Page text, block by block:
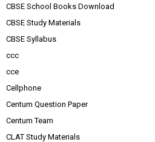
CBSE School Books Download
CBSE Study Materials
CBSE Syllabus
ccc
cce
Cellphone
Centum Question Paper
Centum Team
CLAT Study Materials